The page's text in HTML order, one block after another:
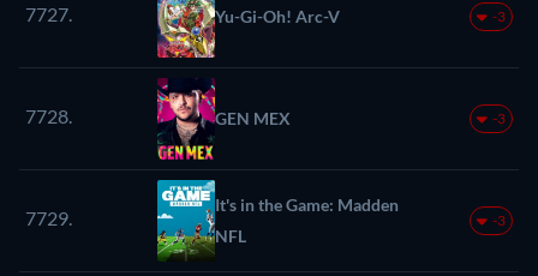
7727. Yu-Gi-Oh! Arc-V -3
7728. GEN MEX -3
7729.
It's in the Game: Madden
NFL
-3